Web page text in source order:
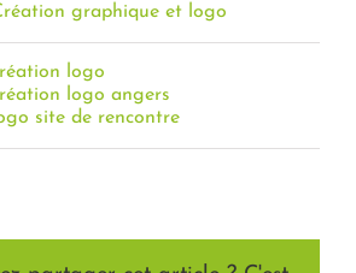
graphique et logo
logo
logo angers
site de rencontre